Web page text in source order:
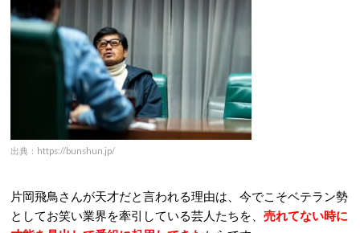
出典：https://bunshun.jp/
片岡飛鳥さんが天才だと言われる理由は、今でこそベテラン勢
としてお笑い業界を牽引している芸人たちを、 売れてない時に